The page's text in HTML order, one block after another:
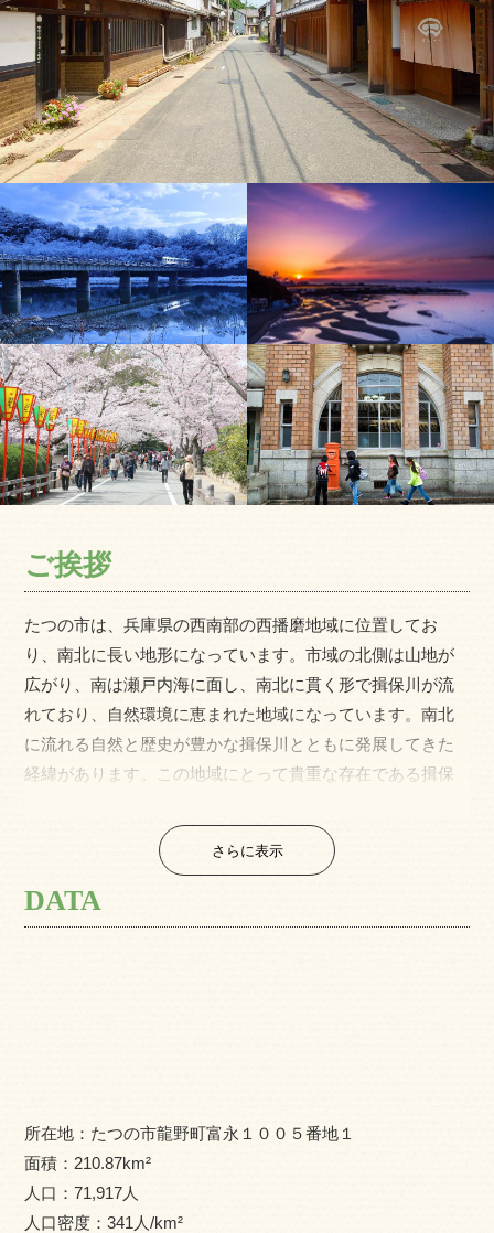
ご挨拶
たつの市は、兵庫県の西南部の西播磨地域に位置してお
り、南北に長い地形になっています。市域の北側は山地が
広がり、南は瀬戸内海に面し、南北に貫く形で揖保川が流
れており、自然環境に恵まれた地域になっています。南北
に流れる自然と歴史が豊かな揖保川とともに発展してきた
経緯があります。この地域にとって貴重な存在である揖保
瀬戸内海国立公園にも属する関西随一の遠浅海岸・新舞子
浜、梅林などの自然資源や、国指定史跡の新宮宮内遺跡、
国指定重要文化財の賀茂神社、永富家住宅、堀家住宅、ま
た、龍野城と脇坂藩5万3千石の城下町に連なる古い町並
業も発展を続けています。特色ある農業も盛んで花きや紫
黒米、軟弱野菜、トマト、大根などが栽培されています。
また、この地域は、古くから山陽道、筑紫大道、揖保川の
水運など交通の要衝として発展し、現在も、山陽自動車
さらに表示
DATA
所在地： たつの市龍野町富永１００５番地１
面積： 210.87km²
人口：71,917人
人口密度：341 人/km²